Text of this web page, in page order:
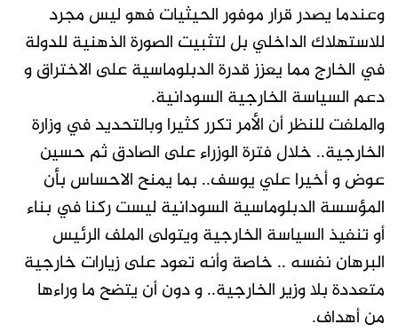
وعندما يصدر قرار موفور الحيثيات فهو ليس مجرد
للاستهلاك الداخلي بل لتثبيت الصورة الذهنية للدولة
في الخارج مما يعزز قدرة الدبلوماسية على الاختراق و
دعم السياسة الخارجية السودانية.
والملفت للنظر أن الأمر تكرر كثيرا وبالتحديد في وزارة
الخارجية.. خلال فترة الوزراء على الصادق ثم حسين
عوض و أخيرا علي يوسف.. بما يمنح الاحساس بأن
المؤسسة الدبلوماسية السودانية ليست ركنا في بناء
أو تنفيذ السياسة الخارجية ويتولى الملف الرئيس
البرهان نفسه .. خاصة وأنه تعود على زيارات خارجية
متعددة بلا وزير الخارجية.. و دون أن يتضح ما وراءها
من أهداف.